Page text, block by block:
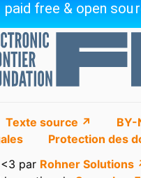
Texte source ↗
BY-
Protection des
par Rohner Solutions